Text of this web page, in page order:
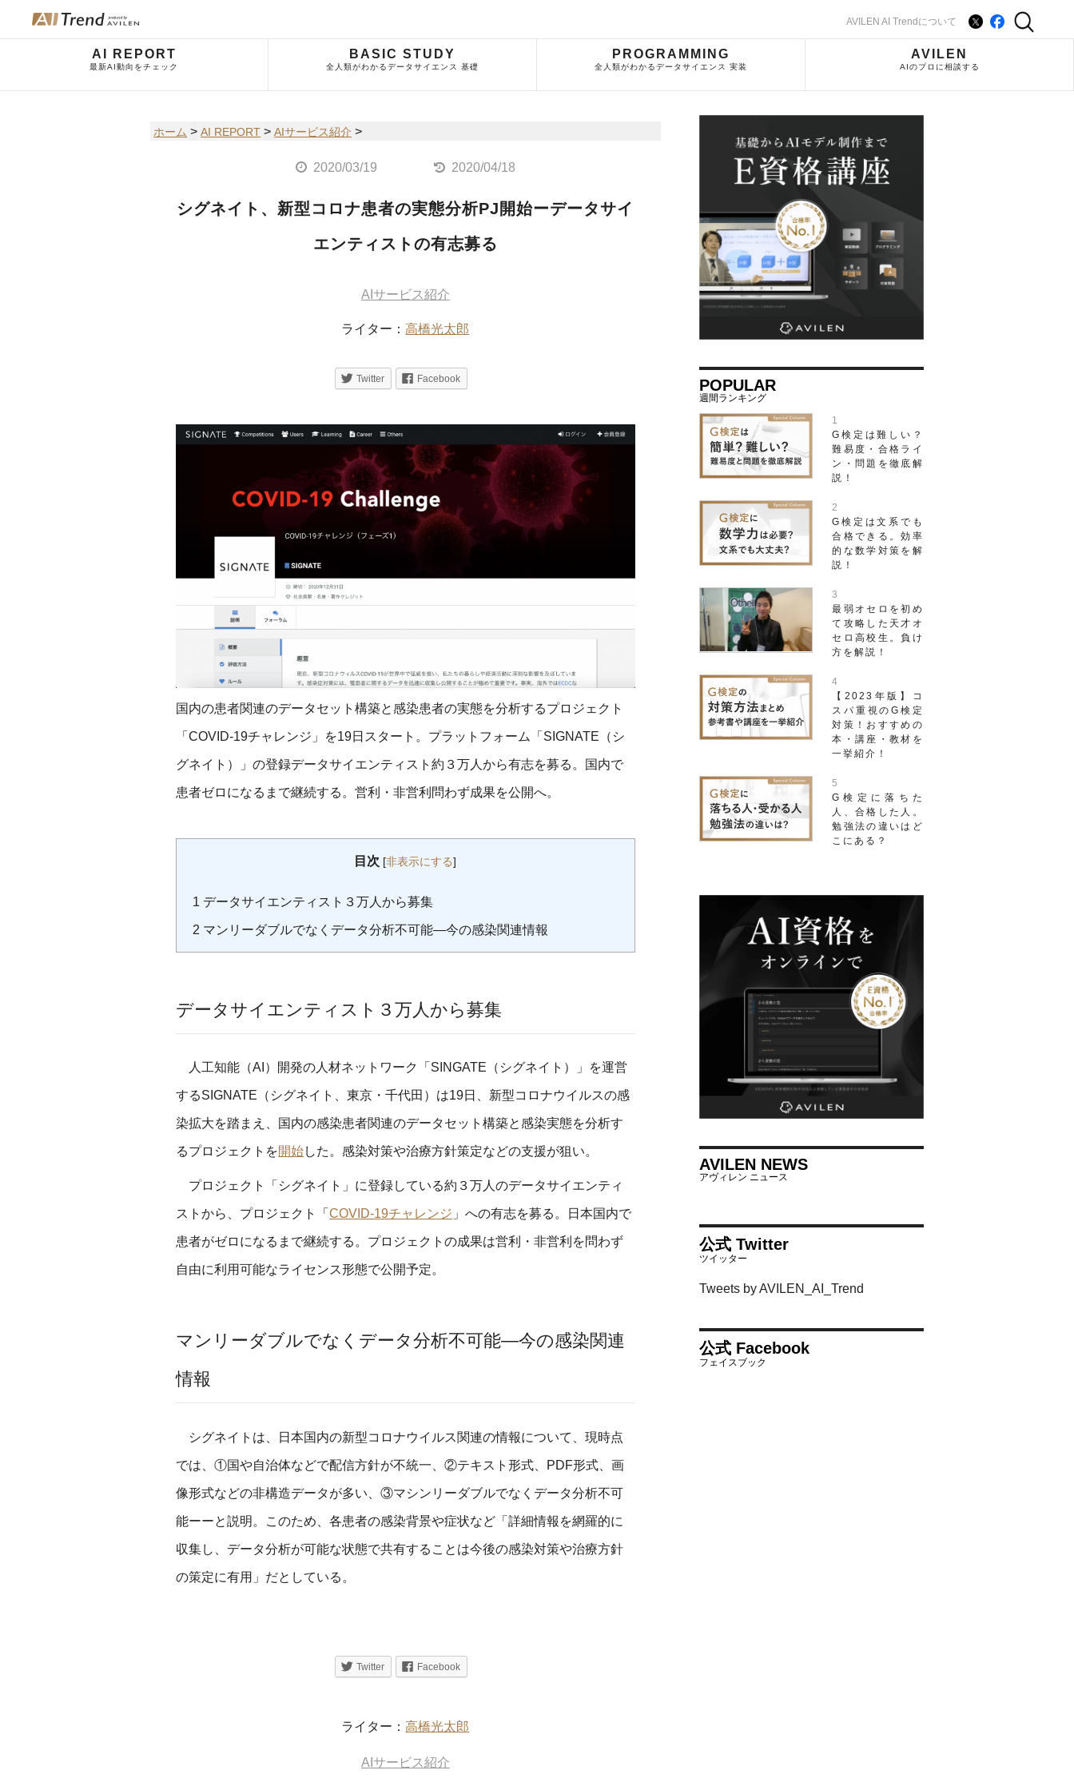
AVILEN AI Trendについて
AI REPORT
最新AI動向をチェック
BASIC STUDY
全人類がわかるデータサイエンス 基礎
PROGRAMMING
全人類がわかるデータサイエンス 実装
AVILEN
AIのプロに相談する
ホーム > AI REPORT > AIサービス紹介 >
2020/03/19 2020/04/18
シグネイト、新型コロナ患者の実態分析PJ開始ーデータサイ
エンティストの有志募る
AIサービス紹介
ライター：高橋光太郎
Twitter Facebook
国内の患者関連のデータセット構築と感染患者の実態を分析するプロジェクト
「COVID-19チャレンジ」を19日スタート。プラットフォーム「SIGNATE（シ
グネイト）」の登録データサイエンティスト約３万人から有志を募る。国内で
患者ゼロになるまで継続する。営利・非営利問わず成果を公開へ。
目次 [非表示にする]
1 データサイエンティスト３万人から募集
2 マンリーダブルでなくデータ分析不可能―今の感染関連情報
データサイエンティスト３万人から募集
人工知能（AI）開発の人材ネットワーク「SINGATE（シグネイト）」を運営
するSIGNATE（シグネイト、東京・千代田）は19日、新型コロナウイルスの感
染拡大を踏まえ、国内の感染患者関連のデータセット構築と感染実態を分析す
るプロジェクトを開始した。感染対策や治療方針策定などの支援が狙い。
プロジェクト「シグネイト」に登録している約３万人のデータサイエンティ
ストから、プロジェクト 「COVID-19チャレンジ 」への有志を募る。日本国内で
患者がゼロになるまで継続する。プロジェクトの成果は営利・非営利を問わず
自由に利用可能なライセンス形態で公開予定。
マンリーダブルでなくデータ分析不可能―今の感染関連
情報
シグネイトは、日本国内の新型コロナウイルス関連の情報について、現時点
では、①国や自治体などで配信方針が不統一、②テキスト形式、PDF形式、画
像形式などの非構造データが多い、③マシンリーダブルでなくデータ分析不可
能ーーと説明。このため、各患者の感染背景や症状など「詳細情報を網羅的に
収集し、データ分析が可能な状態で共有することは今後の感染対策や治療方針
の策定に有用」だとしている。
Twitter Facebook
ライター：高橋光太郎
AIサービス紹介
POPULAR
G検定は難しい？
難易度・合格ライ
ン・問題を徹底解
説！
G検定は文系でも
合格できる。効率
的な数学対策を解
説！
最弱オセロを初め
て攻略した天才オ
セロ高校生。負け
方を解説！
【2023年版】コ
スパ重視のG検定
対策！おすすめの
本・講座・教材を
一挙紹介！
G検定に落ちた
人、合格した人。
勉強法の違いはど
こにある？
AVILEN NEWS
公式 Twitter
Tweets by AVILEN_AI_Trend
公式 Facebook